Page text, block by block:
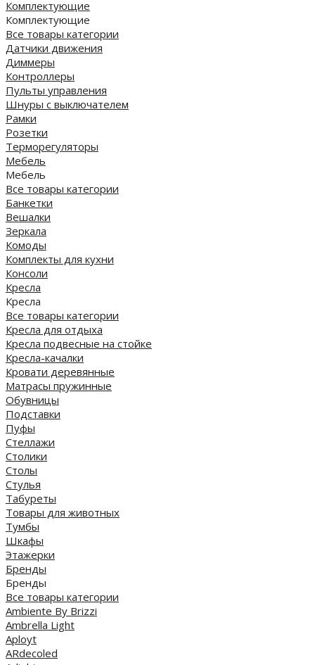
Комплектующие
Комплектующие
Все товары категории
Датчики движения
Диммеры
Контроллеры
Пульты управления
Шнуры с выключателем
Рамки
Розетки
Терморегуляторы
Мебель
Мебель
Все товары категории
Банкетки
Вешалки
Зеркала
Комоды
Комплекты для кухни
Консоли
Кресла
Кресла
Все товары категории
Кресла для отдыха
Кресла подвесные на стойке
Кресла-качалки
Кровати деревянные
Матрасы пружинные
Обувницы
Подставки
Пуфы
Стеллажи
Столики
Столы
Стулья
Табуреты
Товары для животных
Тумбы
Шкафы
Этажерки
Бренды
Бренды
Все товары категории
Ambiente By Brizzi
Ambrella Light
Aployt
ARdecoled